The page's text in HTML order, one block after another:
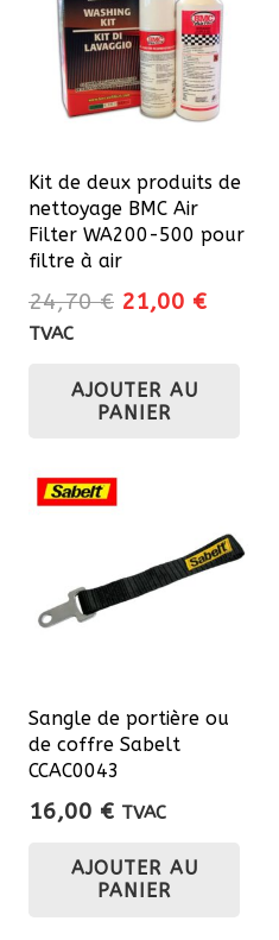
Kit de deux produits de
nettoyage BMC Air
Filter WA200-500 pour
filtre à air
24,70€ Le
était :
24,70 €.
21,00 €Le
TVAC
AJOUTER AU
PANIER
Sangle de portière ou
de coffre Sabelt
CCAC0043
16,00 € TVAC
AJOUTER AU
PANIER